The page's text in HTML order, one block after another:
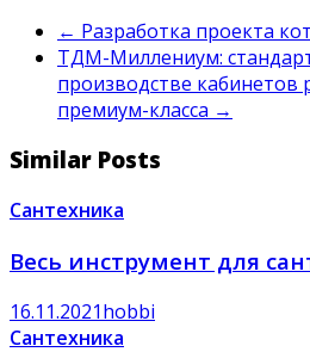
← Разработка проекта
ТДМ-Миллениум:
производстве кабинетов
премиум-класса →
Similar Posts
Сантехника
Весь инструмент для
16.11.2021hobbi
Сантехника